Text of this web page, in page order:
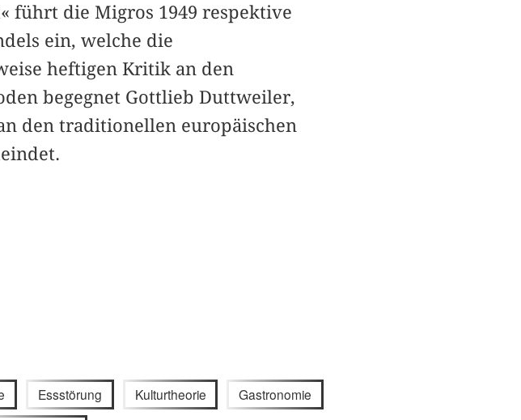
führt die Migros 1949 respektive
ein, welche die
heftigen Kritik an den
begegnet Gottlieb Duttweiler,
den traditionellen europäischen
Essstörung Kulturtheorie Gastronomie